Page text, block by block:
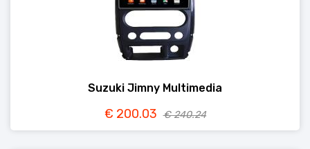
Suzuki Jimny Multimedia
€ 200.03 € 240.24